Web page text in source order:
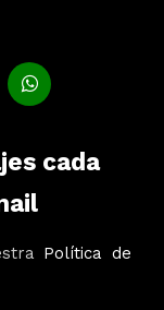
cada
Política de